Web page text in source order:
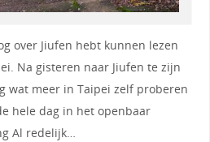
over Jiufen hebt kunnen lezen
Na gisteren naar Jiufen te zijn
wat meer in Taipei zelf proberen
hele dag in het openbaar
Al redelijk…